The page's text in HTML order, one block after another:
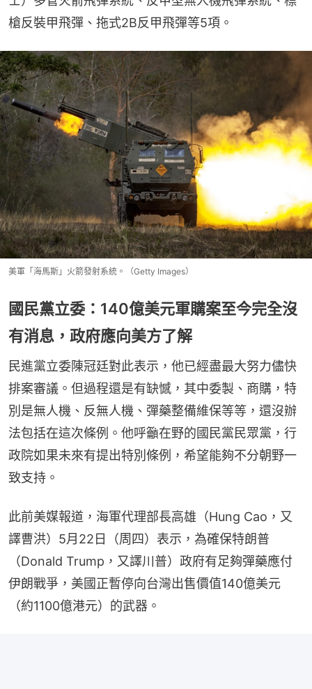
槍反裝甲飛彈、拖式2B反甲飛彈等5項。
美軍「海馬斯」火箭發射系統。（Getty Images）
國民黨立委：140億美元軍購案至今完全沒
有消息，政府應向美方了解
民進黨立委陳冠廷對此表示，他已經盡最大努力儘快
排案審議。但過程還是有缺憾，其中委製、商購，特
別是無人機、反無人機、彈藥整備維保等等，還沒辦
法包括在這次條例。他呼籲在野的國民黨民眾黨，行
政院如果未來有提出特別條例，希望能夠不分朝野一
致支持。
此前美媒報道，海軍代理部長高雄（Hung Cao，又
譯曹洪）5月22日（周四）表示，為確保特朗普
（Donald Trump，又譯川普）政府有足夠彈藥應付
伊朗戰爭，美國正暫停向台灣出售價值140億美元
（約1100億港元）的武器。